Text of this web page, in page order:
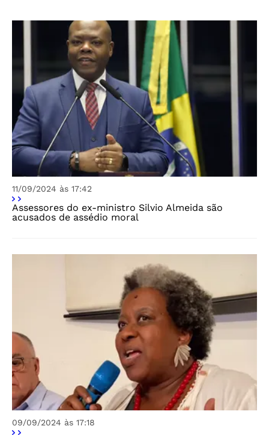
11/09/2024 às 17:42
Assessores do ex-ministro Silvio Almeida são
acusados de assédio moral
09/09/2024 às 17:18